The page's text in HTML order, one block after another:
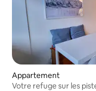
Appartement
Votre refuge sur les